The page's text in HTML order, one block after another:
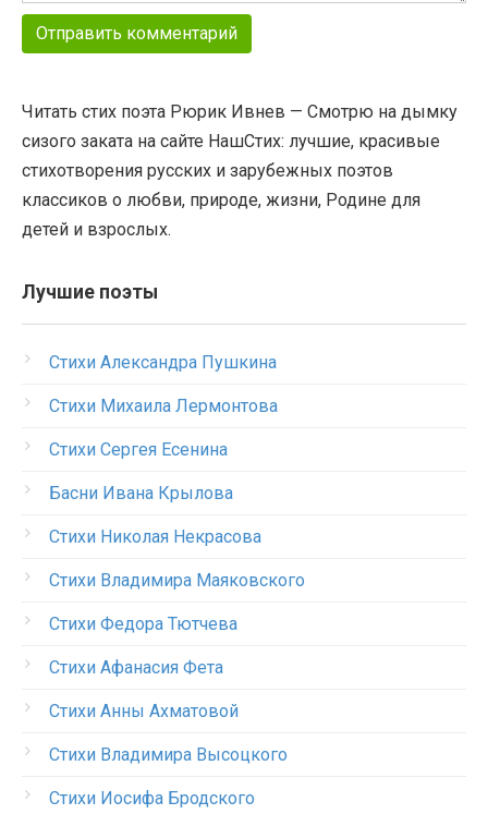
Читать стих поэта Рюрик Ивнев — Смотрю на дымку
сизого заката на сайте НашСтих: лучшие, красивые
стихотворения русских и зарубежных поэтов
классиков о любви, природе, жизни, Родине для
детей и взрослых.
Лучшие поэты
Стихи Александра Пушкина
Стихи Михаила Лермонтова
Стихи Сергея Есенина
Басни Ивана Крылова
Стихи Николая Некрасова
Стихи Владимира Маяковского
Стихи Федора Тютчева
Стихи Афанасия Фета
Стихи Анны Ахматовой
Стихи Владимира Высоцкого
Стихи Иосифа Бродского